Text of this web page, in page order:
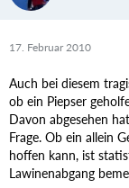
17. Februar 2010
Auch bei diesem
ob ein Piepser
Davon abgesehen
Frage. Ob ein allein
hoffen kann, ist
Lawinenabgang